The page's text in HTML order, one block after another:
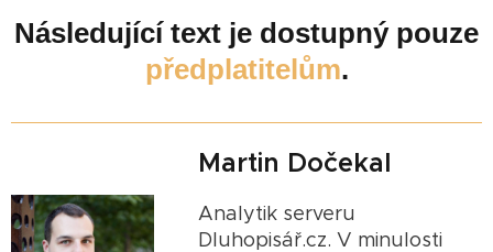
Následující text je dostupný pouze
předplatitelům.
Martin Dočekal
Analytik serveru
Dluhopisář.cz. V minulosti